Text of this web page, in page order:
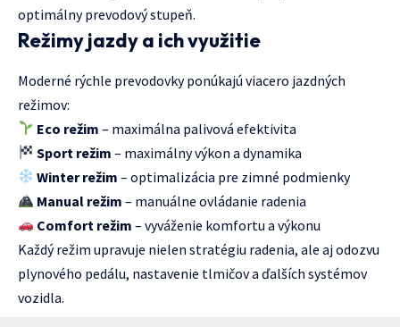
optimálny prevodový stupeň.
Režimy jazdy a ich využitie
Moderné rýchle prevodovky ponúkajú viacero jazdných
režimov:
Eco režim – maximálna palivová efektivita
Sport režim – maximálny výkon a dynamika
Winter režim – optimalizácia pre zimné podmienky
Manual režim – manuálne ovládanie radenia
Comfort režim – vyváženie komfortu a výkonu
Každý režim upravuje nielen stratégiu radenia, ale aj odozvu
plynového pedálu, nastavenie tlmičov a ďalších systémov
vozidla.